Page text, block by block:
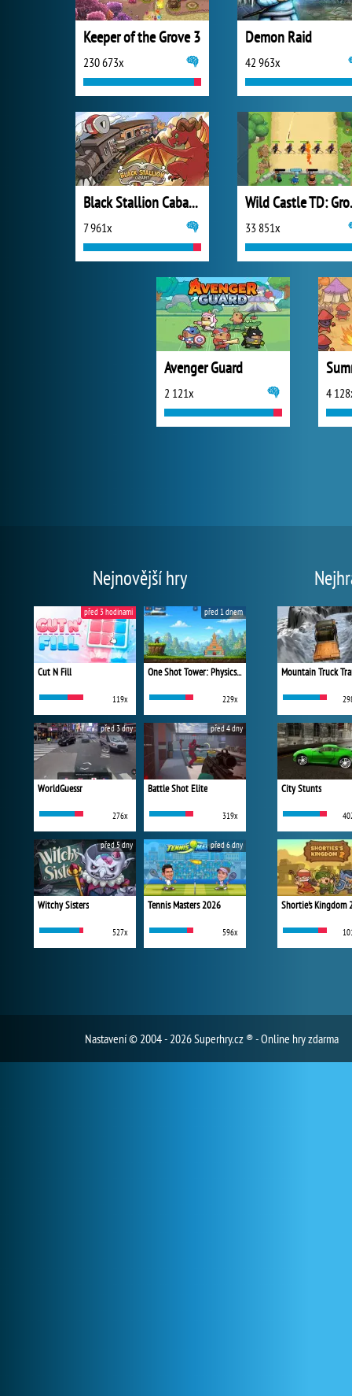
Keeper of the Grove 3
230 673x
Demon Raid
42 963x
Black Stallion Cabaret
7 961x
Wild
33 851x
Avenger Guard
2 121x 4
Nejnovější hry
Cut N Fill
119x
před 3 hodinami
One Shot Tower: Physics Destroyer
229x
před 1 dnem
WorldGuessr
276x
před 3 dny
Battle Shot Elite
319x
před 4 dny
Witchy Sisters
527x
před 5 dny
Tennis Masters 2026
596x
před 6 dny
Mountain Truck
City Stunts
Shortie's Kingdom
Nastavení© 2004 - 2026 Superhry.cz ® - Online hry zdarma